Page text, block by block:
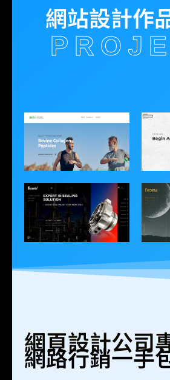
網站設計作
網頁設計公司
網路行銷一手